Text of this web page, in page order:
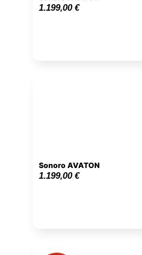
1.199,00€
Sonoro AVATON
1.199,00€